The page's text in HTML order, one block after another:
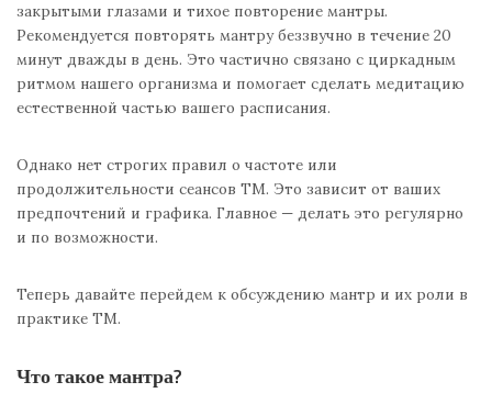
закрытыми глазами и тихое повторение мантры.
Рекомендуется повторять мантру беззвучно в течение 20
минут дважды в день. Это частично связано с циркадным
ритмом нашего организма и помогает сделать медитацию
естественной частью вашего расписания.
Однако нет строгих правил о частоте или
продолжительности сеансов ТМ. Это зависит от ваших
предпочтений и графика. Главное — делать это регулярно
и по возможности.
Теперь давайте перейдем к обсуждению мантр и их роли в
практике ТМ.
Что такое мантра?